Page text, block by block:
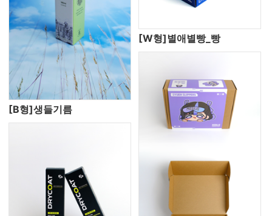
[B형]생들기름
[W형]별애별빵_빵